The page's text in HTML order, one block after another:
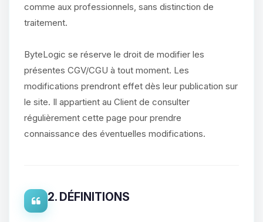
comme aux professionnels, sans distinction de
traitement.
ByteLogic se réserve le droit de modifier les
présentes CGV/CGU à tout moment. Les
modifications prendront effet dès leur publication sur
le site. Il appartient au Client de consulter
régulièrement cette page pour prendre
connaissance des éventuelles modifications.
2. DÉFINITIONS